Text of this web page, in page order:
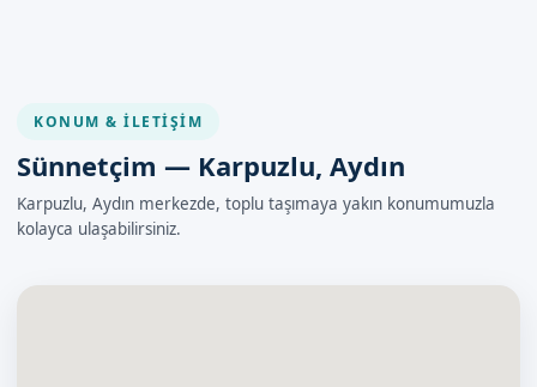
KONUM & İLETIŞIM
Sünnetçim — Karpuzlu, Aydın
Karpuzlu, Aydın merkezde, toplu taşımaya yakın konumumuzla
kolayca ulaşabilirsiniz.